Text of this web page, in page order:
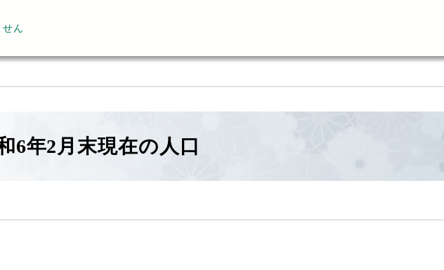
せん
6年2月末現在の人口